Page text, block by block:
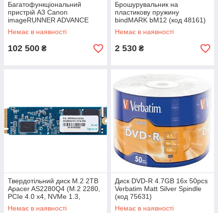
Багатофункціональний
пристрій A3 Canon
imageRUNNER ADVANCE
C3326i з Wi-Fi (без
картриджів CMYK C-EXV65)
Немає в наявності
102 500 ₴
Брошурувальник на
пластикову пружину
bindMARK bM12 (код 48161)
Немає в наявності
2 530 ₴
Твердотільний диск M.2 2TB
Apacer AS2280Q4 (М.2 2280,
PCIe 4.0 x4, NVMe 1.3,
5000MB/s / 4400MB/s) (код
Немає в наявності
Диск DVD-R 4.7GB 16x 50рсs
Verbatim Matt Silver Spindle
(код 75631)
Немає в наявності